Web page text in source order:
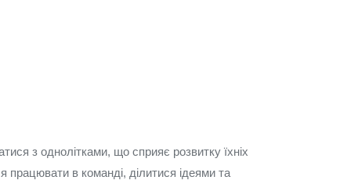
з однолітками, що сприяє розвитку їхніх
працювати в команді, ділитися ідеями та